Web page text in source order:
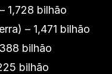
1,728 bilhão
– 1,471 bilhão
bilhão
bilhão